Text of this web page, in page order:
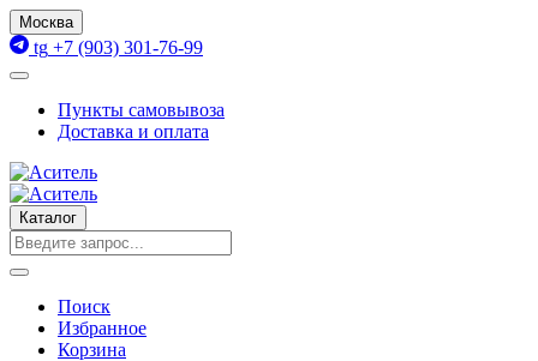
Москва
tg +7 (903) 301-76-99
Пункты самовывоза
Доставка и оплата
Каталог
Поиск
Избранное
Корзина